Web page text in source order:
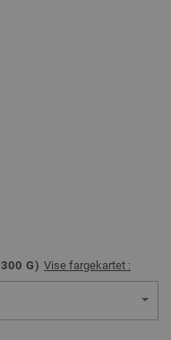
300 G) Vise fargekartet :